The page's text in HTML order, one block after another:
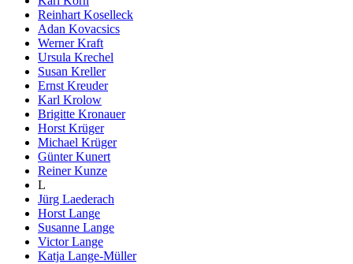
Reinhart Koselleck
Adan Kovacsics
Werner Kraft
Ursula Krechel
Susan Kreller
Ernst Kreuder
Karl Krolow
Brigitte Kronauer
Horst Krüger
Michael Krüger
Günter Kunert
Reiner Kunze
L
Jürg Laederach
Horst Lange
Susanne Lange
Victor Lange
Katja Lange-Müller